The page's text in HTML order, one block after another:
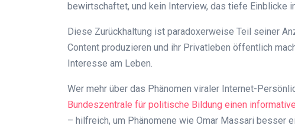
bewirtschaftet, und kein Interview, das tiefe Einblicke
Diese Zurückhaltung ist paradoxerweise Teil seiner
Content produzieren und ihr Privatleben öffentlich
Interesse am Leben.
Wer mehr über das Phänomen viraler Internet-
Bundeszentrale für politische Bildung einen
– hilfreich, um Phänomene wie Omar Massari besser